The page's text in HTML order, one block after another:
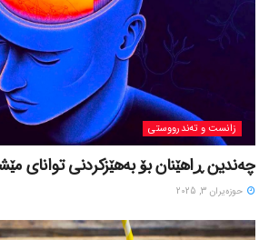
زانست و تەندرووستی
چەندین ڕاهێنان بۆ بەهێزکردنی توانای
حوزه‌یران 3, 2025